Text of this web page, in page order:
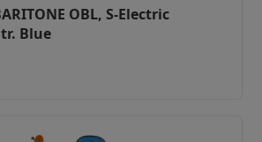
OBL, S-Electric
Blue